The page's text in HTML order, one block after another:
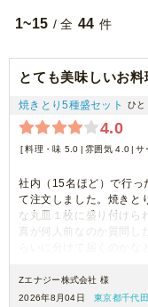
1~15 / 全 44 件
とても美味しいお
焼きとり5種盛セット ひと
4.0
料理・味 5.0 雰囲気 4.0 サ
社内（15名ほど）で行っ
て注文しました。焼きと
な丸皿１枚に盛り付けら
真が何人前なのか質問し
らいに分けて届くのかな
から紙皿に何本かずつ分
には冷めてしまっていま
Zエナジー株式会社 様
2026年8月04日
東京都千代